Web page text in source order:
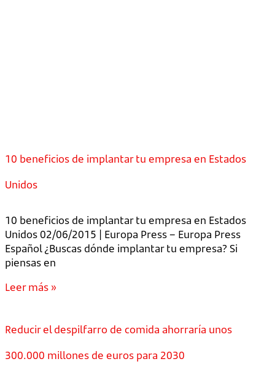
10 beneficios de implantar tu empresa en Estados
Unidos
10 beneficios de implantar tu empresa en Estados
Unidos 02/06/2015 | Europa Press – Europa Press
Español ¿Buscas dónde implantar tu empresa? Si
piensas en
Leer más »
Reducir el despilfarro de comida ahorraría unos
300.000 millones de euros para 2030